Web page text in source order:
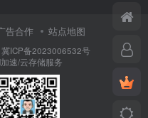
告合作 站点地图
冀ICP备2023006532号
速/云存储服务